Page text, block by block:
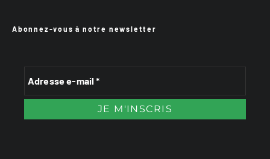
Abonnez-vous à notre newsletter